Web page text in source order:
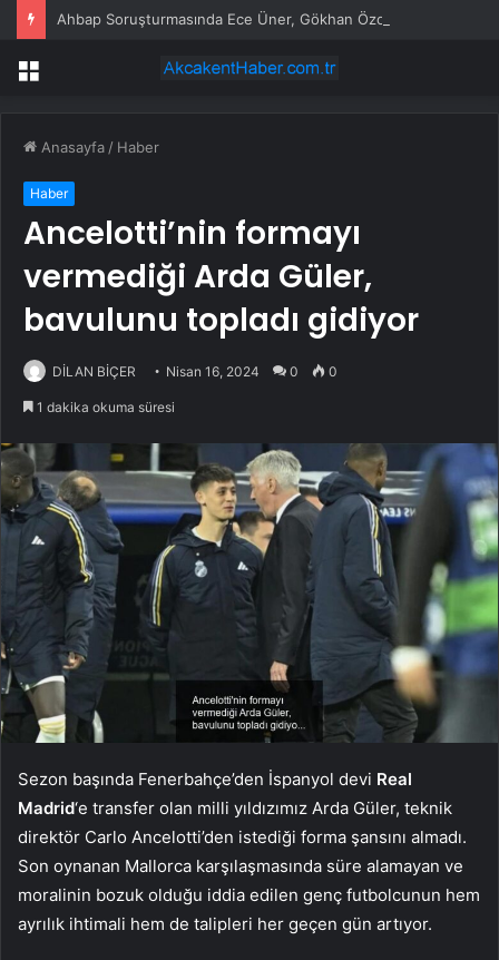
Menü
Anasayfa / Haber
Haber
Ancelotti’nin formayı
vermediği Arda Güler,
bavulunu topladı gidiyor
DİLAN BİÇER Nisan 16, 2024 0 0
1 dakika okuma süresi
Sezon başında Fenerbahçe’den İspanyol devi Real
Madrid‘e transfer olan milli yıldızımız Arda Güler, teknik
direktör Carlo Ancelotti’den istediği forma şansını almadı.
Son oynanan Mallorca karşılaşmasında süre alamayan ve
moralinin bozuk olduğu iddia edilen genç futbolcunun hem
ayrılık ihtimali hem de talipleri her geçen gün artıyor.